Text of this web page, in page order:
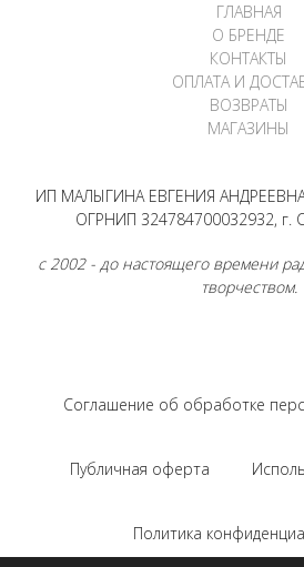
ГЛАВНАЯ
О БРЕНДЕ
КОНТАКТЫ
ОПЛАТА И
ВОЗВРАТЫ
МАГАЗИНЫ
ИП МАЛЫГИНА ЕВГЕНИЯ
ОГРНИП 324784700032932, г.
с 2002 - до настоящего времени
творчеством.
Соглашение об обработке
Публичная оферта
Политика